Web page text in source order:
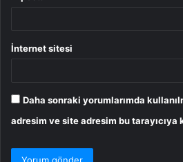
İnternet sitesi
Daha sonraki yorumlarımda
adresim ve site adresim bu tarayıcıya